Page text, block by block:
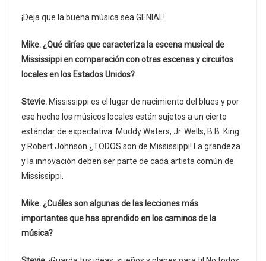
¡Deja que la buena música sea GENIAL!
Mike. ¿Qué dirías que caracteriza la escena musical de
Mississippi en comparación con otras escenas y circuitos
locales en los Estados Unidos?
Stevie. Mississippi es el lugar de nacimiento del blues y por
ese hecho los músicos locales están sujetos a un cierto
estándar de expectativa. Muddy Waters, Jr. Wells, B.B. King
y Robert Johnson ¿TODOS son de Mississippi! La grandeza
y la innovación deben ser parte de cada artista común de
Mississippi.
Mike. ¿Cuáles son algunas de las lecciones más
importantes que has aprendido en los caminos de la
música?